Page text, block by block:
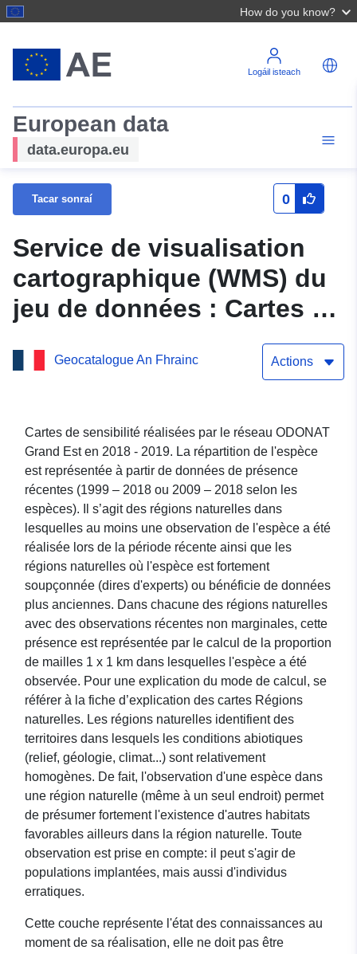
How do you know?
Logáil isteach
European data
data.europa.eu
Tacar sonraí 0
Service de visualisation
cartographique (WMS) du
jeu de données : Cartes de
Régions naturelles - Asio
marais)
Geocatalogue An Fhrainc Actions
Cartes de sensibilité réalisées par le réseau ODONAT
Grand Est en 2018 - 2019. La répartition de l'espèce
est représentée à partir de données de présence
récentes (1999 – 2018 ou 2009 – 2018 selon les
espèces). Il s’agit des régions naturelles dans
lesquelles au moins une observation de l'espèce a été
réalisée lors de la période récente ainsi que les
régions naturelles où l'espèce est fortement
soupçonnée (dires d'experts) ou bénéficie de données
plus anciennes. Dans chacune des régions naturelles
avec des observations récentes non marginales, cette
présence est représentée par le calcul de la proportion
de mailles 1 x 1 km dans lesquelles l'espèce a été
observée. Pour une explication du mode de calcul, se
référer à la fiche d’explication des cartes Régions
naturelles. Les régions naturelles identifient des
territoires dans lesquels les conditions abiotiques
(relief, géologie, climat...) sont relativement
homogènes. De fait, l'observation d'une espèce dans
une région naturelle (même à un seul endroit) permet
de présumer fortement l'existence d'autres habitats
favorables ailleurs dans la région naturelle. Toute
observation est prise en compte: il peut s'agir de
populations implantées, mais aussi d'individus
erratiques.
Cette couche représente l'état des connaissances au
moment de sa réalisation, elle ne doit pas être